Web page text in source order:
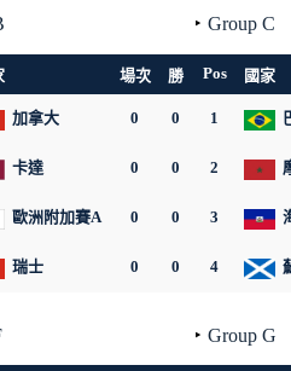
勝
0 0
0
0 0
0
場次 勝 平 負 淨勝
加拿大 0 0 0 0
卡達 0 0 0 0
歐洲附加賽A 0 0 0 0 0
瑞士 0 0 0 0 0
Group C
Pos 國家
1
2
3
4
Group G